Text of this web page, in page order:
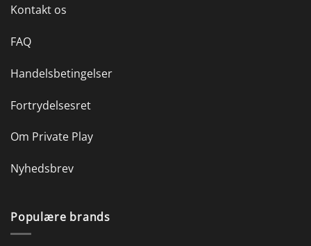
Kontakt os
FAQ
Handelsbetingelser
Fortrydelsesret
Om Private Play
Nyhedsbrev
Populære brands